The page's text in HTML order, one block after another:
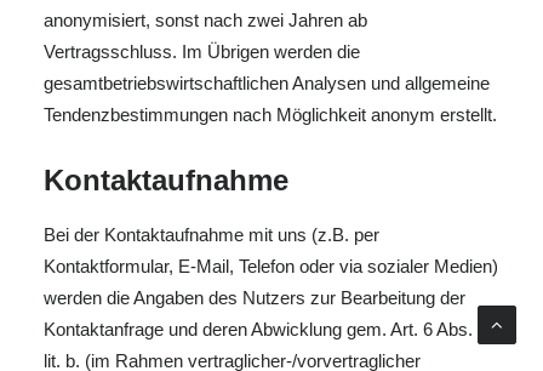
anonymisiert, sonst nach zwei Jahren ab
Vertragsschluss. Im Übrigen werden die
gesamtbetriebswirtschaftlichen Analysen und allgemeine
Tendenzbestimmungen nach Möglichkeit anonym erstellt.
Kontaktaufnahme
Bei der Kontaktaufnahme mit uns (z.B. per
Kontaktformular, E-Mail, Telefon oder via sozialer Medien)
werden die Angaben des Nutzers zur Bearbeitung der
Kontaktanfrage und deren Abwicklung gem. Art. 6 Abs. 1
lit. b. (im Rahmen vertraglicher-/vorvertraglicher